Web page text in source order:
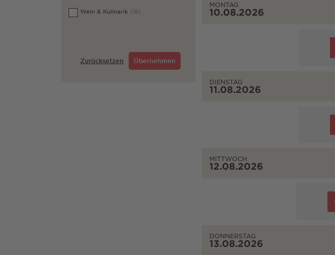
Wein & Kulinarik (18)
Zurücksetzen Übernehmen
MONTAG
10.08.2026
DIENSTAG
11.08.2026
MITTWOCH
12.08.2026
DONNERSTAG
13.08.2026